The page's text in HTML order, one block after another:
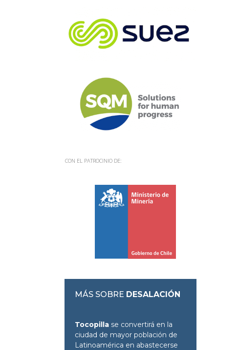
CON EL PATROCINIO DE:
MÁS SOBRE DESALACIÓN
Tocopilla se convertirá en la
ciudad de mayor población de
Latinoamérica en abastecerse